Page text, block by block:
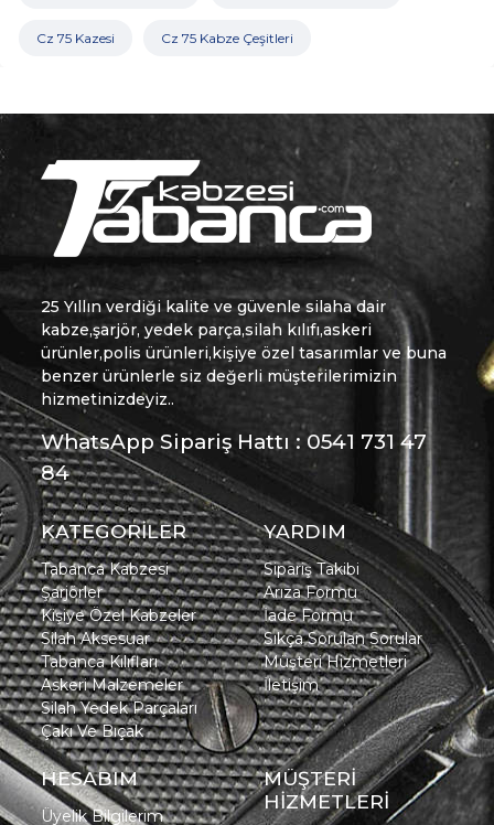
Cz 75 Kazesi Cz 75 Kabze Çeşitleri
25 Yıllın verdiği kalite ve güvenle silaha dair
kabze,şarjör, yedek parça,silah kılıfı,askeri
ürünler,polis ürünleri,kişiye özel tasarımlar ve buna
benzer ürünlerle siz değerli müşterilerimizin
hizmetinizdeyiz..
WhatsApp Sipariş Hattı : 0541 731 47
84
KATEGORİLER
Tabanca Kabzesi
Şarjörler
Kişiye Özel Kabzeler
Silah Aksesuar
Tabanca Kılıfları
Askeri Malzemeler
Silah Yedek Parçaları
Çakı Ve Bıçak
YARDIM
Sipariş Takibi
Arıza Formu
İade Formu
Sıkça Sorulan Sorular
Müşteri Hizmetleri
İletişim
HESABIM
Üyelik Bilgilerim
MÜŞTERİ
HİZMETLERİ